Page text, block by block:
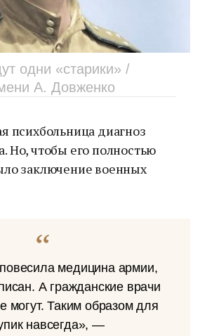
одни «старики» /
А. Довженко
психбольница диагноз
Но, чтобы его полностью
заключение военных
медицина армии,
А гражданские врачи
могут. Таким образом для
навсегда», —